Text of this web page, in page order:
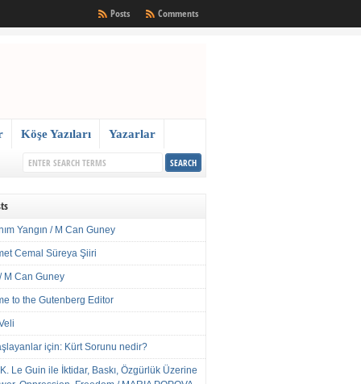
Comments
Posts
Köşe Yazıları Yazarlar
Yangın / M Can Guney
Cemal Süreya Şiiri
M Can Guney
to the Gutenberg Editor
için: Kürt Sorunu nedir?
Le Guin ile İktidar, Baskı, Özgürlük Üzerine